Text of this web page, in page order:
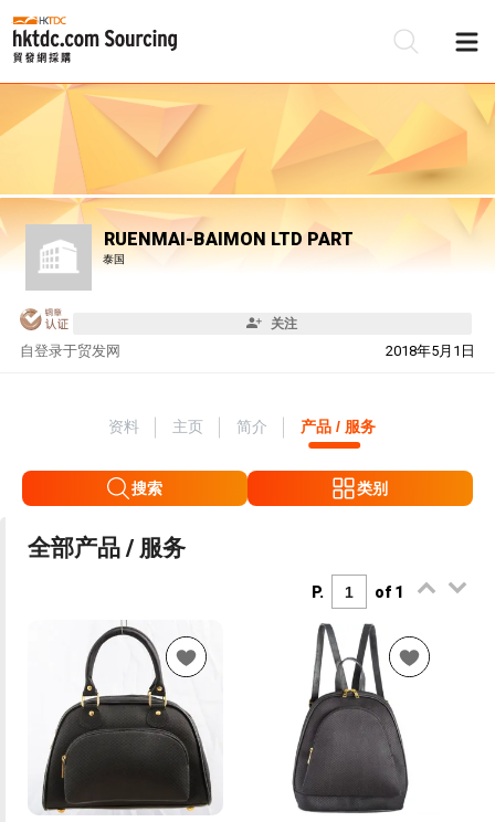
RUENMAI-BAIMON LTD PART
泰国
关注
自 2018年5月1日
登录于贸发网
资料 主页 简介 产品 / 服务
搜索 类别
全部产品 / 服务
P. of 1